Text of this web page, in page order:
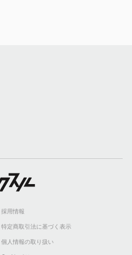
採用情報
特定商取引法に基づく表示
個人情報の取り扱い